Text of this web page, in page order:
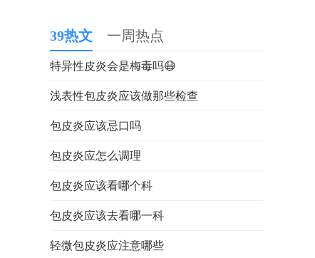
39热文 一周热点
特异性皮炎会是梅毒吗😷
浅表性包皮炎应该做那些检查
包皮炎应该忌口吗
包皮炎应怎么调理
包皮炎应该看哪个科
包皮炎应该去看哪一科
轻微包皮炎应注意哪些